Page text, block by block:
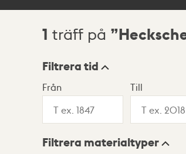
Sökresultat
1 träff på
Visningsläge
Lista Karta
Filtrera tid
Från Till
Filtrera materialtyper